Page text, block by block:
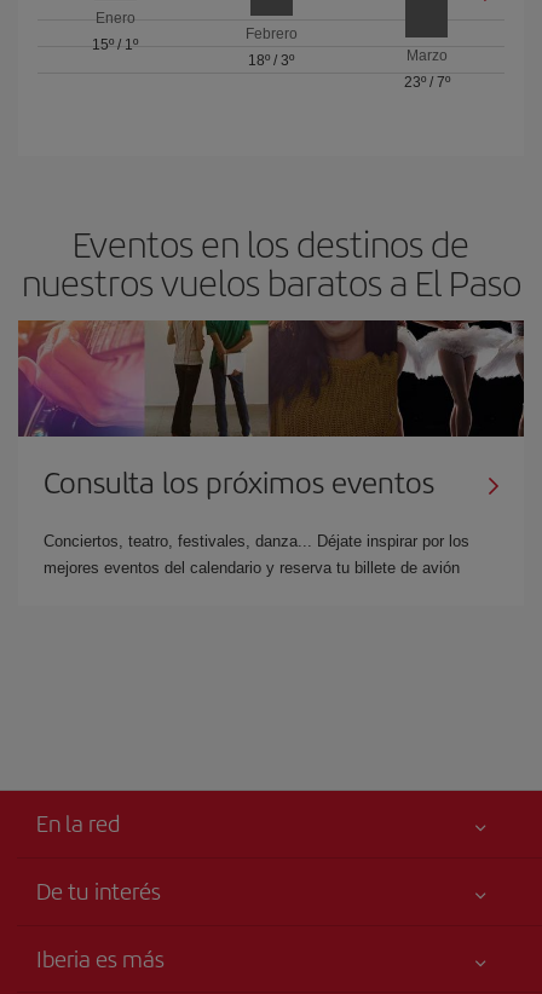
Enero
15º / 1º
Febrero
18º / 3º
Marzo
23º/ 7º
Eventos en los destinos de
nuestros vuelos baratos a El Paso
Consulta los próximos eventos
Conciertos, teatro, festivales, danza... Déjate inspirar por los
mejores eventos del calendario y reserva tu billete de avión
En la red
De tu interés
Accesibilidad
Iberia es más